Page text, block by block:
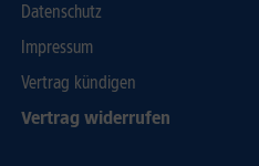
Datenschutz
Impressum
Vertrag kündigen
Vertrag widerrufen